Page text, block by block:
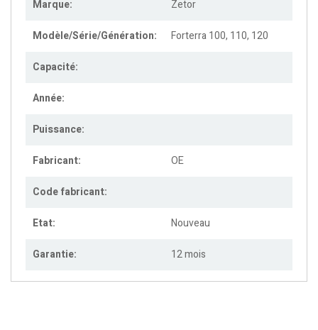
Marque: Zetor
Modèle/Série/Génération: Forterra 100, 110, 120
Capacité:
Année:
Puissance:
Fabricant: OE
Code fabricant:
Etat: Nouveau
Garantie: 12 mois